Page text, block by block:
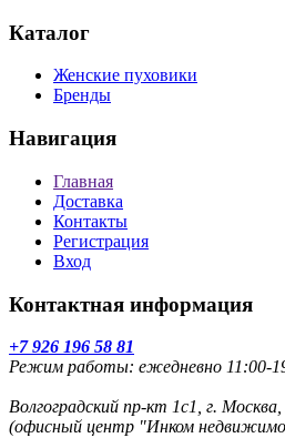
Каталог
Женские пуховики
Бренды
Навигация
Главная
Доставка
Контакты
Регистрация
Вход
Контактная информация
+7 926 196 58 81
Режим работы: ежедневно 11:00-
Волгоградский пр-кт 1с1, г.
(офисный центр "Инком